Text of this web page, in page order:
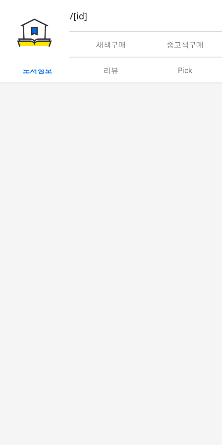
book/rent/[id]
대여 새책구매 중고책구매
도서정보 리뷰 Pick